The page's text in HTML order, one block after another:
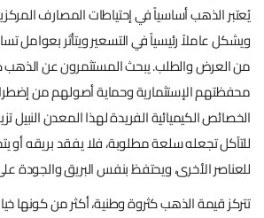
يُعتبر الذهب أساسياً في إحتياطات المصارف
ويشكل عاملاً رئيسياً في التسعير ويتأثر بعوامل
من العرض والطلب. يبحث المستثمرون عن الذهب
محفظتهم الإستثمارية وحماية أصولهم من
الخصائص الكيميائية الفريدة لهذا المعدن
للتآكل تجعله سلعة مطلوبة، فلا يفقد بريقه أو
للعناصر الأخرى، ويحتفظ بنفس البريق والجودة
تتركز قيمة الذهب كثروة وطنية، أكثر من كونها